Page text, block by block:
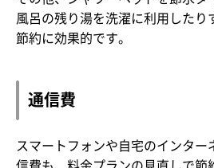
風呂の残り湯を洗濯に利用したり
節約に効果的です。
通信費
スマートフォンや自宅のインター